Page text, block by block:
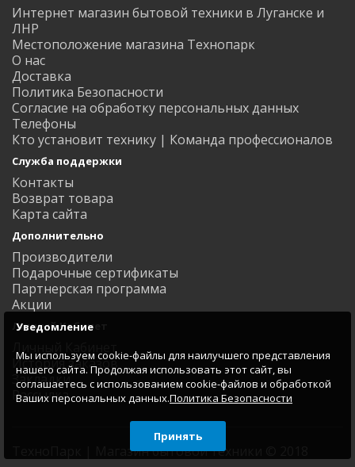
Интернет магазин бытовой техники в Луганске и
ЛНР
Местоположение магазина Технопарк
О нас
Доставка
Политика Безопасности
Согласие на обработку персональных данных
Телефоны
Кто установит технику | Команда профессионалов
Служба поддержки
Контакты
Возврат товара
Карта сайта
Дополнительно
Производители
Подарочные сертификаты
Партнерская программа
Акции
Личный Кабинет
Личный Кабинет
История заказов
Закладки
Рассылка
ТехноПарк | Магазин бытовой техники © 2018
Уведомление
Мы используем cookie-файлы для наилучшего представления
нашего сайта. Продолжая использовать этот сайт, вы
соглашаетесь с использованием cookie-файлов и обработкой
Ваших персональных данных.Политика Безопасности
Принять